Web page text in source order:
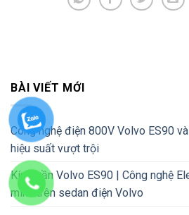
BÀI VIẾT MỚI
Công nghệ điện 800V Volvo ES90
hiệu suất vượt trội
Kính trần Volvo ES90 | Công nghệ
minh trên sedan điện Volvo